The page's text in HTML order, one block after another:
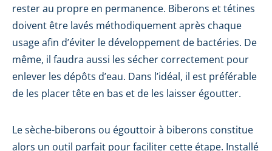
rester au propre en permanence. Biberons et tétines
doivent être lavés méthodiquement après chaque
usage afin d’éviter le développement de bactéries. De
même, il faudra aussi les sécher correctement pour
enlever les dépôts d’eau. Dans l’idéal, il est préférable
de les placer tête en bas et de les laisser égoutter.
Le sèche-biberons ou égouttoir à biberons constitue
alors un outil parfait pour faciliter cette étape. Installé